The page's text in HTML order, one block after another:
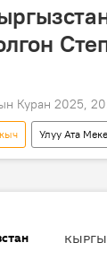
Куран 2025,
Улуу Ата
Ата Мекендик